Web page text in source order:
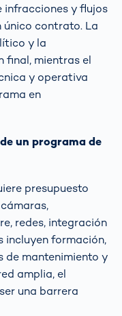
infracciones y flujos
único contrato. La
y la
final, mientras el
y operativa
en
un programa de
presupuesto
redes, integración
incluyen formación,
de mantenimiento y
amplia, el
una barrera